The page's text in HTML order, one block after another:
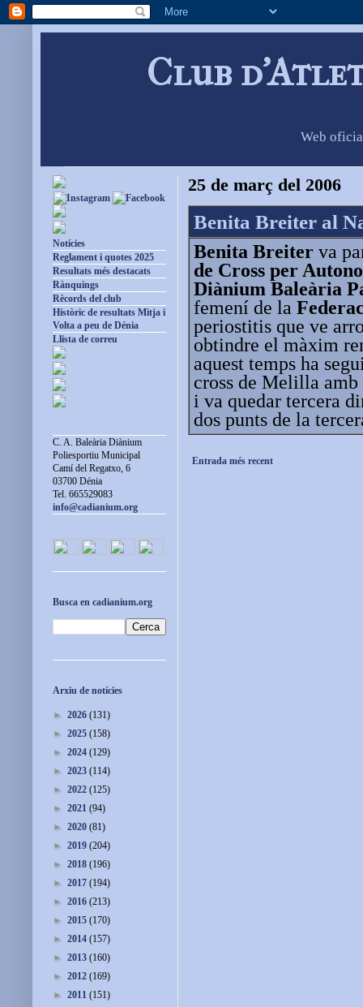
Club
Web
25 de març del 2006
Benita Breiter al
Benita Breiter va
de Cross per
Diànium Baleària
femení de la
periostitis que ve
obtindre el màxim
aquest temps ha
cross de Melilla
i va quedar tercera
dos punts de la
Entrada més recent
Notícies
Reglament i quotes 2025
Resultats més destacats
Rànquings
Rècords del club
Històric de resultats Mitja i
Volta a peu de Dénia
Llista de correu
C. A. Baleària Diànium
Poliesportiu Municipal
Camí del Regatxo, 6
03700 Dénia
Tel. 665529083
info@cadianium.org
Busca en cadianium.org
Arxiu de notícies
► 2026 (131)
► 2025 (158)
► 2024 (129)
► 2023 (114)
► 2022 (125)
► 2021 (94)
► 2020 (81)
► 2019 (204)
► 2018 (196)
► 2017 (194)
► 2016 (213)
► 2015 (170)
► 2014 (157)
► 2013 (160)
► 2012 (169)
► 2011 (151)